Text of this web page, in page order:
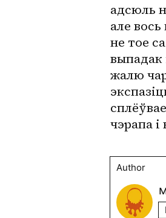
адсюль
але
не тое
выпадак
жалю
чэрапа і
Author